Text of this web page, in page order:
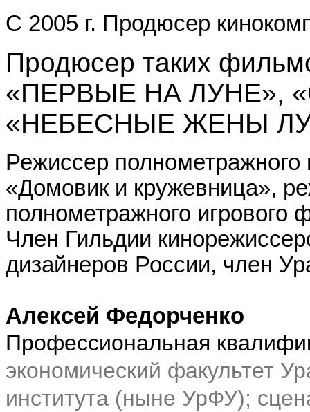
С 2005 г. Продюсер
Продюсер таких
«ПЕРВЫЕ НА ЛУНЕ»,
«НЕБЕСНЫЕ ЖЕНЫ
Режиссер
«Домовик и кружевница»,
полнометражного игрового
Член Гильдии
дизайнеров России, член
Алексей Федорченко
Профессиональная
экономический факультет
института (ныне УрФУ);